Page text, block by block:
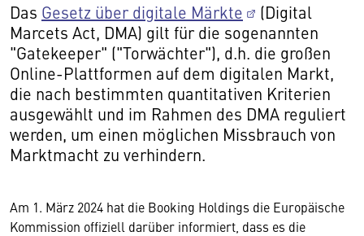
Das Gesetz über digitale Märkte
(Digital
Marcets Act, DMA) gilt für die sogenannten
"Gatekeeper" ("Torwächter"), d.h. die großen
Online-Plattformen auf dem digitalen Markt,
die nach bestimmten quantitativen Kriterien
ausgewählt und im Rahmen des DMA reguliert
werden, um einen möglichen Missbrauch von
Marktmacht zu verhindern.
Am 1. März 2024 hat die Booking Holdings die Europäische
Kommission offiziell darüber informiert, dass es die